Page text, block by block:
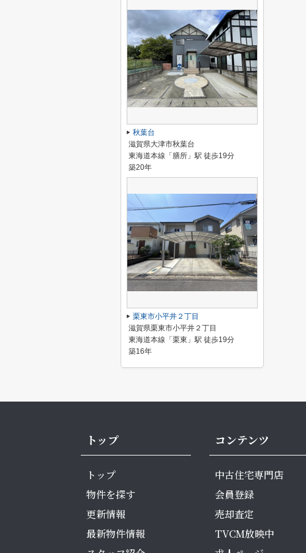
秋葉台
滋賀県大津市秋葉台
東海道本線「膳所」駅 徒歩19分
築20年
栗東市小平井２丁目
滋賀県栗東市小平井２丁目
東海道本線「栗東」駅 徒歩19分
築16年
トップ
トップ
物件を探す
更新情報
最新物件情報
コンテンツ
中古住宅専門店
会員登録
売却査定
TVCM放映中